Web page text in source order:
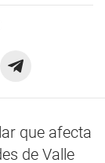
que afecta
de Valle